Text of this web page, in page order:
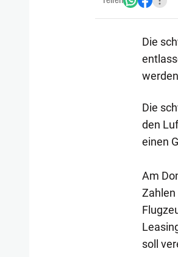
Die
Die
den
einen
Am
Zahlen
soll